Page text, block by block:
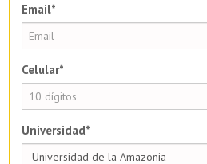
Email*
Celular*
Universidad*